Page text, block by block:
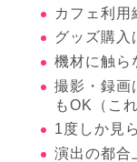
カフェ利用
グッズ購入
機材に触ら
撮影・録画
もOK（こ
1度しか見
演出の都合